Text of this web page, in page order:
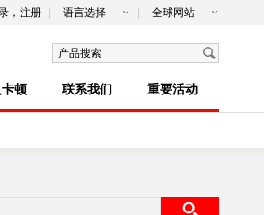
， 注册 语言选择 全球网站
顿 联系我们 重要活动